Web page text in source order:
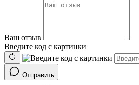
Ваш отзыв
Введите код с картинки
Отправить